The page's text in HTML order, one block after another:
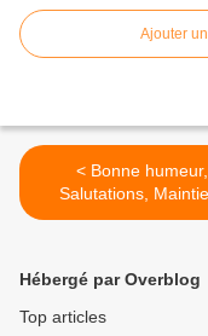
Ajouter
< Bonne humeur,
Salutations,
Hébergé par Overblog
Top articles